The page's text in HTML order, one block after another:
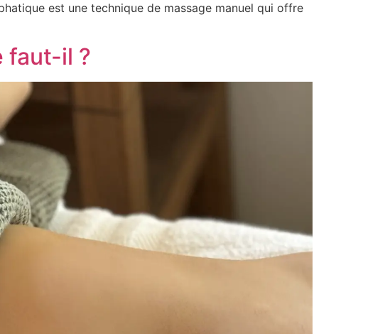
est une technique de massage manuel qui offre
faut-il ?